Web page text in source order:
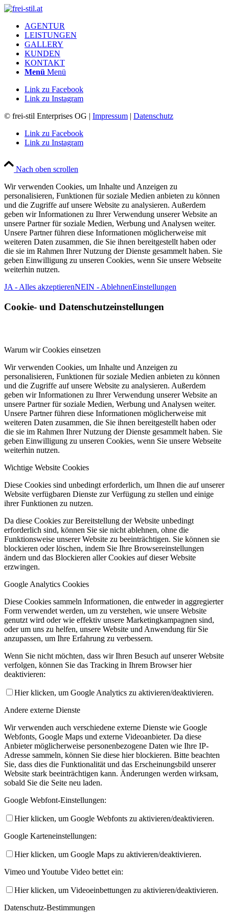
AGENTUR
LEISTUNGEN
GALLERY
KUNDEN
KONTAKT
Menü Menü
Link zu Facebook
Link zu Instagram
© frei-stil Enterprises OG | Impressum | Datenschutz
Link zu Facebook
Link zu Instagram
Nach oben scrollen
Wir verwenden Cookies, um Inhalte und Anzeigen zu
personalisieren, Funktionen für soziale Medien anbieten zu können
und die Zugriffe auf unsere Website zu analysieren. Außerdem
geben wir Informationen zu Ihrer Verwendung unserer Website an
unsere Partner für soziale Medien, Werbung und Analysen weiter.
Unsere Partner führen diese Informationen möglicherweise mit
weiteren Daten zusammen, die Sie ihnen bereitgestellt haben oder
die sie im Rahmen Ihrer Nutzung der Dienste gesammelt haben. Sie
geben Einwilligung zu unseren Cookies, wenn Sie unsere Webseite
weiterhin nutzen.
JA - Alles akzeptierenNEIN - AblehnenEinstellungen
Cookie- und Datenschutzeinstellungen
Warum wir Cookies einsetzen
Wir verwenden Cookies, um Inhalte und Anzeigen zu
personalisieren, Funktionen für soziale Medien anbieten zu können
und die Zugriffe auf unsere Website zu analysieren. Außerdem
geben wir Informationen zu Ihrer Verwendung unserer Website an
unsere Partner für soziale Medien, Werbung und Analysen weiter.
Unsere Partner führen diese Informationen möglicherweise mit
weiteren Daten zusammen, die Sie ihnen bereitgestellt haben oder
die sie im Rahmen Ihrer Nutzung der Dienste gesammelt haben. Sie
geben Einwilligung zu unseren Cookies, wenn Sie unsere Webseite
weiterhin nutzen.
Wichtige Website Cookies
Diese Cookies sind unbedingt erforderlich, um Ihnen die auf unserer
Website verfügbaren Dienste zur Verfügung zu stellen und einige
ihrer Funktionen zu nutzen.
Da diese Cookies zur Bereitstellung der Website unbedingt
erforderlich sind, können Sie sie nicht ablehnen, ohne die
Funktionsweise unserer Website zu beeinträchtigen. Sie können sie
blockieren oder löschen, indem Sie Ihre Browsereinstellungen
ändern und das Blockieren aller Cookies auf dieser Website
erzwingen.
Google Analytics Cookies
Diese Cookies sammeln Informationen, die entweder in aggregierter
Form verwendet werden, um zu verstehen, wie unsere Website
genutzt wird oder wie effektiv unsere Marketingkampagnen sind,
oder um uns zu helfen, unsere Website und Anwendung für Sie
anzupassen, um Ihre Erfahrung zu verbessern.
Wenn Sie nicht möchten, dass wir Ihren Besuch auf unserer Website
verfolgen, können Sie das Tracking in Ihrem Browser hier
deaktivieren:
Hier klicken, um Google Analytics zu aktivieren/deaktivieren.
Andere externe Dienste
Wir verwenden auch verschiedene externe Dienste wie Google
Webfonts, Google Maps und externe Videoanbieter. Da diese
Anbieter möglicherweise personenbezogene Daten wie Ihre IP-
Adresse sammeln, können Sie diese hier blockieren. Bitte beachten
Sie, dass dies die Funktionalität und das Erscheinungsbild unserer
Website stark beeinträchtigen kann. Änderungen werden wirksam,
sobald Sie die Seite neu laden.
Google Webfont-Einstellungen:
Hier klicken, um Google Webfonts zu aktivieren/deaktivieren.
Google Karteneinstellungen:
Hier klicken, um Google Maps zu aktivieren/deaktivieren.
Vimeo und Youtube Video bettet ein:
Hier klicken, um Videoeinbettungen zu aktivieren/deaktivieren.
Datenschutz-Bestimmungen